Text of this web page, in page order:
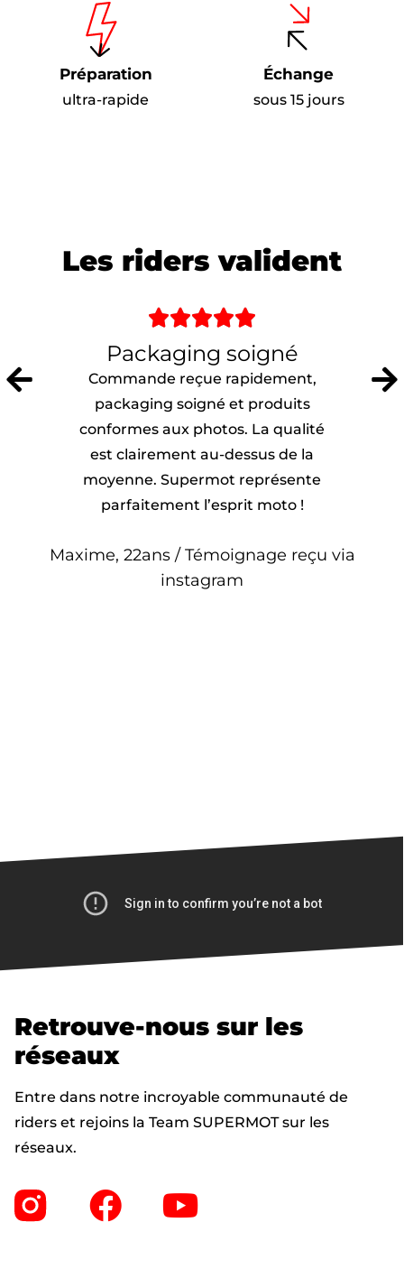
Préparation
ultra-rapide
Échange
sous 15 jours
Les riders valident

Packaging soigné
Commande reçue rapidement,
packaging soigné et produits
conformes aux photos. La qualité
est clairement au-dessus de la
moyenne. Supermot représente
parfaitement l’esprit moto !
Maxime, 22ans / Témoignage reçu via
instagram
Retrouve-nous sur les
réseaux
Entre dans notre incroyable communauté de
riders et rejoins la Team SUPERMOT sur les
réseaux.